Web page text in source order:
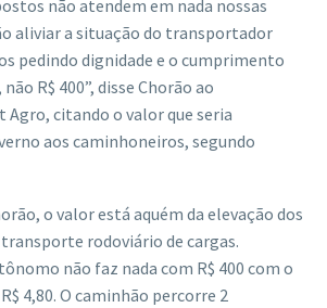
não atendem em nada nossas
aliviar a situação do transportador
pedindo dignidade e o cumprimento
R$ 400”, disse Chorão ao
Agro, citando o valor que seria
aos caminhoneiros, segundo
o valor está aquém da elevação dos
rodoviário de cargas.
não faz nada com R$ 400 com o
4,80. O caminhão percorre 2